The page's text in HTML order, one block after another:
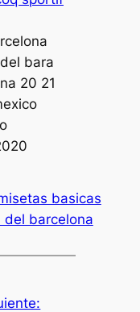
basicas
del barcelona